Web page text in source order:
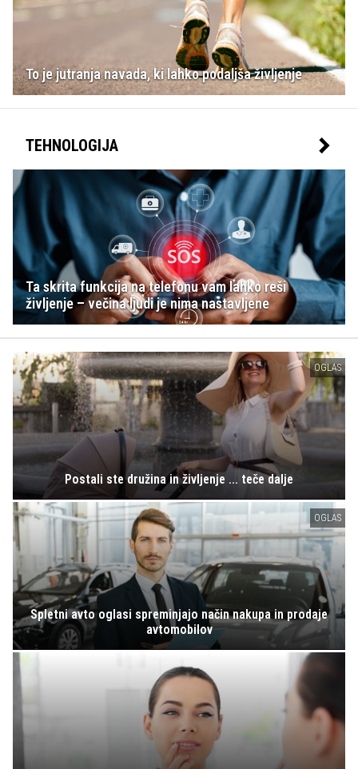
To je jutranja navada, ki lahko podaljša življenje
TEHNOLOGIJA
Ta skrita funkcija na telefonu vam lahko reši
življenje – večina ljudi je nima nastavljene
OGLAS
Postali ste družina in življenje ... teče dalje
OGLAS
Spletni avto oglasi spreminjajo način nakupa in prodaje
avtomobilov